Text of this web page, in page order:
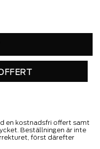
en kostnadsfri offert samt
Beställningen är inte
först därefter